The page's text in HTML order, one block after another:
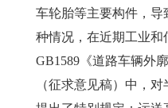
车轮胎等主要构件，
种情况，在近期工业和
GB1589《道路车辆外
（征求意见稿）中，